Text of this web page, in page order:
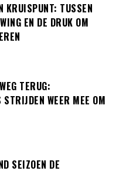
KRUISPUNT: TUSSEN
EN DE DRUK OM
TERUG:
WEER MEE OM
SEIZOEN DE